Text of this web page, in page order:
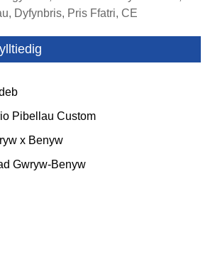
Dyfynbris, Pris Ffatri, CE
Pibellau Custom
x Benyw
Gwryw-Benyw